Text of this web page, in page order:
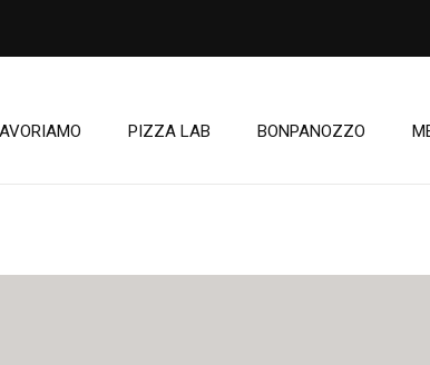
PIZZA LAB BONPANOZZO